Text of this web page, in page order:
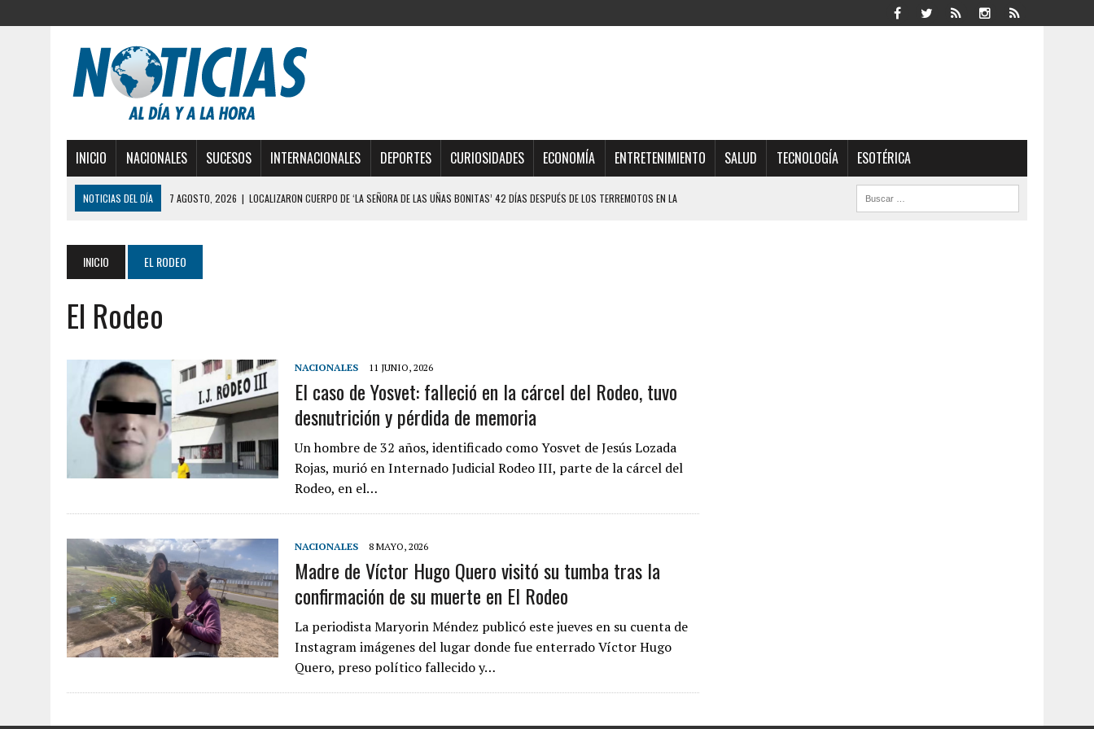
INICIO NACIONALES SUCESOS INTERNACIONALES DEPORTES CURIOSIDADES ECONOMÍA ENTRETENIMIENTO SALUD TECNOLOGÍA ESOTÉRICA
NOTICIAS DEL DÍA 7 AGOSTO, 2026 | LOCALIZARON CUERPO DE ‘LA SEÑORA DE LAS UÑAS BONITAS’ 42 DÍAS DESPUÉS DE LOS TERREMOTOS EN LA
6 AGOSTO, 2026 | BARINAS: ADOLESCENTE SE QUITÓ LA VIDA TRAS SER ACOSADA Y ABUSADA POR LA PAREJA DE SU ABUELA
5 AGOSTO, 2026 |
EDIFICIO PETUNIA
7 AGOSTO, 2026 | FUGA DE GAS GENERÓ EXPLOSIÓN EN LOCAL COMERCIAL DE CHACAO
7 AGOSTO, 2026
HOMBRE ASESINÓ A SU TÍA CON UN PUÑAL Y DEJÓ HERIDAS A SU PRIMA Y A OTRO FAMILIAR EN BOLÍVAR
7 AGOSTO, 2026
YARACUY: ASESINARON DOS HOMBRES EL MISMO DÍA EN SECTORES VECINOS
INICIO EL RODEO
El Rodeo
NACIONALES 11 JUNIO, 2026
El caso de Yosvet: falleció en la cárcel del Rodeo, tuvo
desnutrición y pérdida de memoria
Un hombre de 32 años, identificado como Yosvet de Jesús Lozada
Rojas, murió en Internado Judicial Rodeo III, parte de la cárcel del
Rodeo, en el…
NACIONALES 8 MAYO, 2026
Madre de Víctor Hugo Quero visitó su tumba tras la
confirmación de su muerte en El Rodeo
La periodista Maryorin Méndez publicó este jueves en su cuenta de
Instagram imágenes del lugar donde fue enterrado Víctor Hugo
Quero, preso político fallecido y…